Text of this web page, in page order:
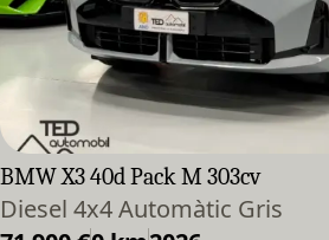
BMW X3 40d Pack M 303cv
Diesel 4x4 Automàtic Gris